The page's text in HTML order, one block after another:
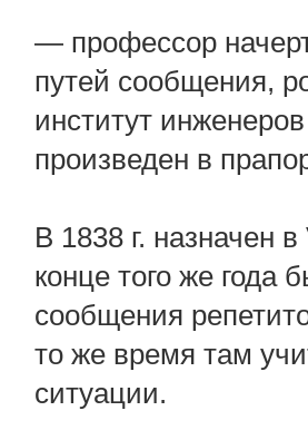
— профессор
путей сообщения,
институт
произведен в
В 1838 г. назначен
конце того же года
сообщения
то же время там
ситуации.